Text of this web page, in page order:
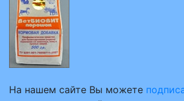
На нашем сайте Вы можете